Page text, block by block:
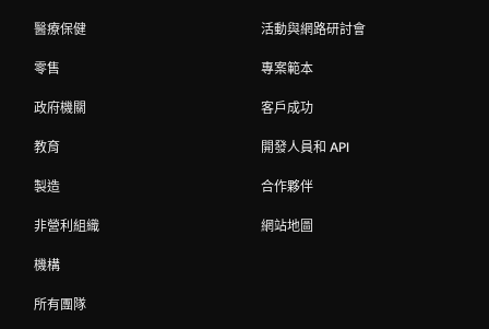
醫療保健
零售
政府機關
教育
製造
非營利組織
機構
所有團隊
活動與網路研討會
專案範本
客戶成功
開發人員和 API
合作夥伴
網站地圖